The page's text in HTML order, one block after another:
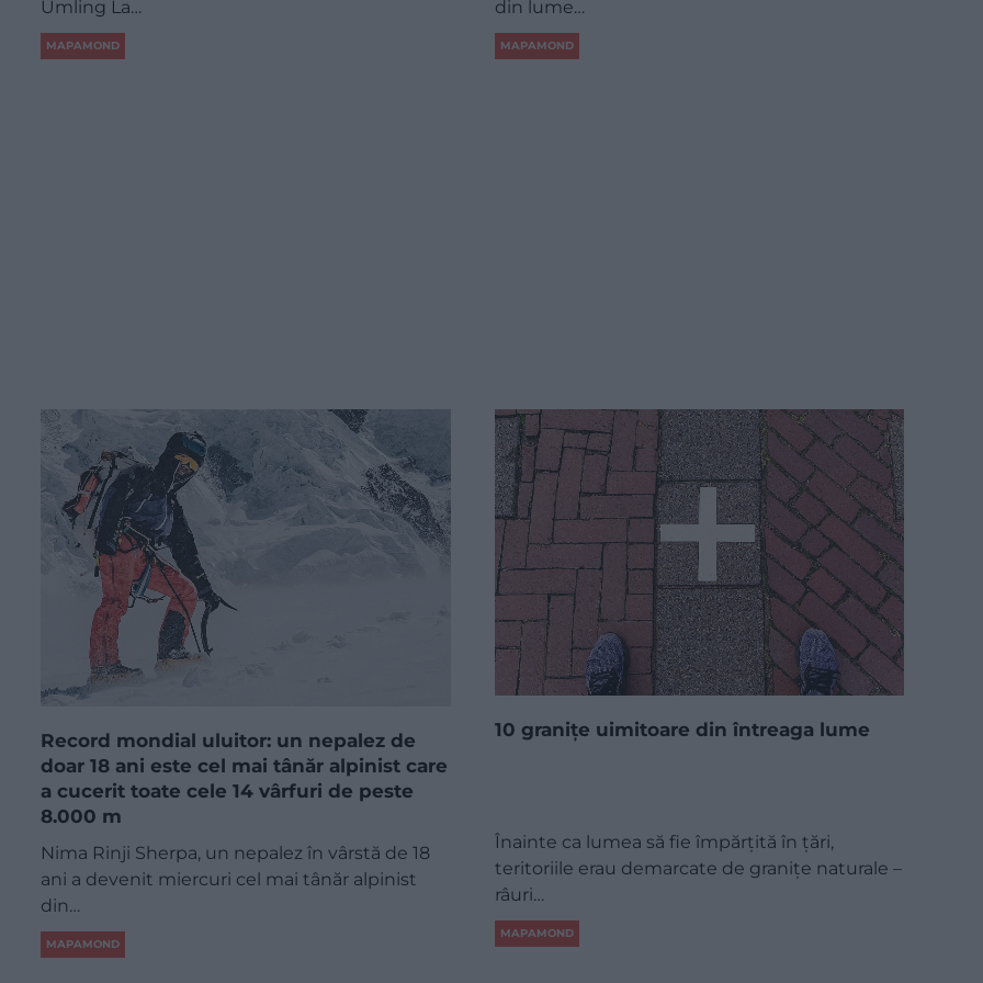
Umling La…
MAPAMOND
din lume…
MAPAMOND
Record mondial uluitor: un nepalez de
doar 18 ani este cel mai tânăr alpinist care
a cucerit toate cele 14 vârfuri de peste
8.000 m
Nima Rinji Sherpa, un nepalez în vârstă de 18
ani a devenit miercuri cel mai tânăr alpinist
din…
MAPAMOND
10 granițe uimitoare din întreaga lume
Înainte ca lumea să fie împărțită în țări,
teritoriile erau demarcate de granițe naturale –
râuri…
MAPAMOND